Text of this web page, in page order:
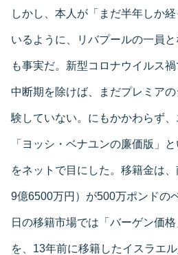
しかし、本人が「まだ半年しか
いるように、リバプールの一員
も事実だ。新型コロナウイルス
中断期を除けば、まだプレミア
験していない。にもかかわらず
「ヨッシ・ベナユンの廉価版」
をネットで目にした。移籍金は
9億6500万円）が500万ポンドの
日の移籍市場では「バーゲン価
を、13年前に移籍したイスラエ